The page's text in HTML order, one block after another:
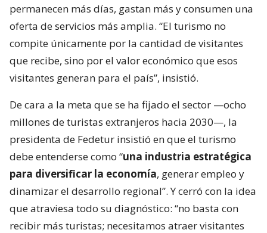
permanecen más días, gastan más y consumen una
oferta de servicios más amplia. “El turismo no
compite únicamente por la cantidad de visitantes
que recibe, sino por el valor económico que esos
visitantes generan para el país”, insistió.
De cara a la meta que se ha fijado el sector —ocho
millones de turistas extranjeros hacia 2030—, la
presidenta de Fedetur insistió en que el turismo
debe entenderse como “una industria estratégica
para diversificar la economía, generar empleo y
dinamizar el desarrollo regional”. Y cerró con la idea
que atraviesa todo su diagnóstico: “no basta con
recibir más turistas; necesitamos atraer visitantes